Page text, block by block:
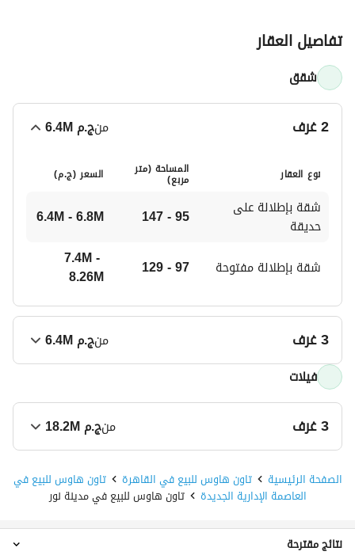
تفاصيل العقار
شقق
2 غرف منج.م6.4M
نوع العقار المساحة (متر
مربع) السعر (ج.م)
حديقة 95 - 147
6.4M - 6.8M
شقة بإطلالة مفتوحة 97 - 129
7.4M -
8.26M
3 غرف منج.م6.4M
نوع العقار
الحديقة 6.4M - 6.8M
شقة بإطلالة مفتوحة 97 - 129
7.4M -
8.26M
فيلات
3 غرف منج.م18.2M
نوع العقار مربع) السعر (ج.م
18.2M -
24.2M
الصفحة الرئيسية تاون هاوس للبيع في القاهرة تاون هاوس للبيع في
العاصمة الإدارية الجديدة تاون هاوس للبيع في مدينة نور
نتائج مقترحة